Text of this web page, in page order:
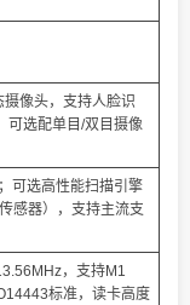
像头，支持人脸识
可选配单目/双目摄像
可选高性能扫描引擎
感器），支持主流支
，支持M1
标准，读卡高度